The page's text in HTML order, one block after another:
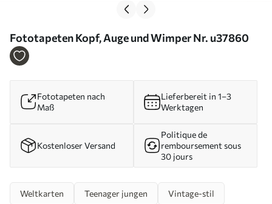
Fototapeten Kopf, Auge und Wimper Nr. u37860
Fototapeten nach
Maß
Lieferbereit in 1–3
Werktagen
Kostenloser Versand
Politique de
remboursement sous
30 jours
Weltkarten Teenager jungen Vintage-stil